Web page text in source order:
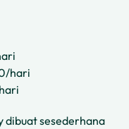
hari
dibuat sesederhana